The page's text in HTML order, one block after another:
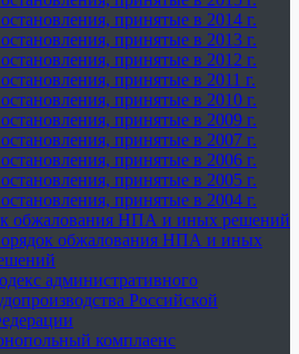
принятые в 2014 г.
принятые в 2013 г.
принятые в 2012 г.
принятые в 2011 г.
принятые в 2010 г.
принятые в 2009 г.
принятые в 2007 г.
принятые в 2006 г.
принятые в 2005 г.
принятые в 2004 г.
обжалования НПА и иных решений
обжалования НПА и иных
административного
Российской
комплаенс